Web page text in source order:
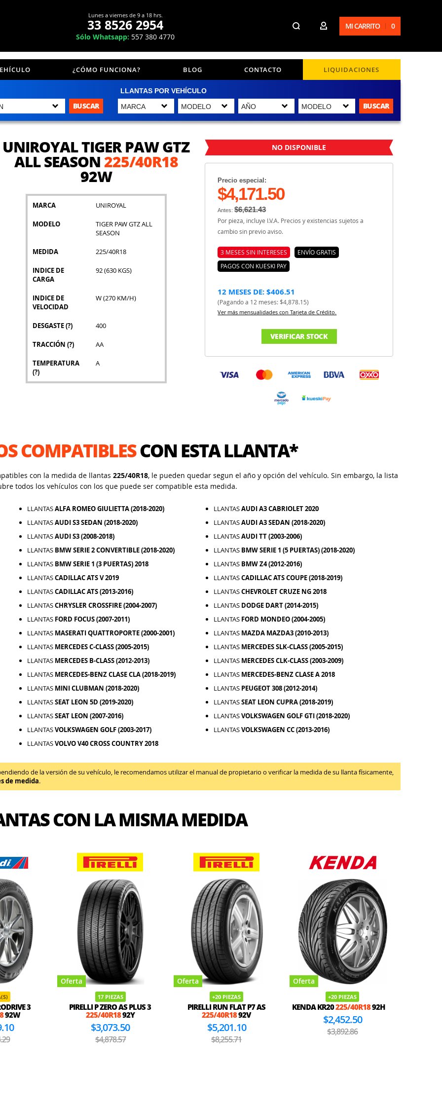
Lunes a viernes de 9 a 18 hrs.
33 8526 2954
Sólo Whatsapp: 557 380 4770
MI CARRITO 0
¿CÓMO FUNCIONA? BLOG CONTACTO LIQUIDACIONES
BUSCAR
LLANTAS POR VEHÍCULO
BUSCAR
UNIROYAL TIGER PAW GTZ
ALL SEASON225/40R18
92W
MARCA UNIROYAL
MODELO
TIGER PAW GTZ ALL
SEASON
MEDIDA 225/40R18
INDICE DE
CARGA
92 (630 KGS)
INDICE DE
VELOCIDAD
W (270 KM/H)
DESGASTE(?) 400
TRACCIÓN (?) AA
TEMPERATURA
(?)
A
NO DISPONIBLE
Precio especial:
$4,171.50
Antes:$6,621.43
Por pieza, incluye I.V.A. Precios y existencias sujetos a
cambio sin previo aviso.
3 MESES SIN INTERESES
ENVÍO GRATIS
PAGOS CON KUESKI PAY
12 MESES DE: $406.51
(Pagando a 12 meses: $4,878.15)
Ver más mensualidades con Tarjeta de Crédito.
VERIFICAR STOCK
COMPATIBLESCON ESTA LLANTA*
con la medida de llantas 225/40R18, le pueden quedar segun el año y opción del vehículo. Sin embargo, la lista
todos los vehículos con los que puede ser compatible esta medida.
LLANTASALFA ROMEO GIULIETTA (2018-2020) LLANTASAUDI A3 CABRIOLET 2020
LLANTASAUDI S3 SEDAN (2018-2020) LLANTASAUDI A3 SEDAN (2018-2020)
LLANTASAUDI S3 (2008-2018) LLANTASAUDI TT (2003-2006)
LLANTAS BMW SERIE 2 CONVERTIBLE (2018-2020) LLANTAS BMW SERIE 1 (5 PUERTAS) (2018-2020)
LLANTAS BMW SERIE 1 (3 PUERTAS) 2018 LLANTAS BMW Z4 (2012-2016)
LLANTASCADILLAC ATS V 2019 LLANTASCADILLAC ATS COUPE (2018-2019)
LLANTASCADILLAC ATS (2013-2016) LLANTASCHEVROLET CRUZE NG 2018
LLANTASCHRYSLER CROSSFIRE (2004-2007) LLANTAS DODGE DART (2014-2015)
LLANTAS FORD FOCUS (2007-2011) LLANTAS FORD MONDEO (2004-2005)
LLANTAS MASERATI QUATTROPORTE (2000-2001) LLANTAS MAZDA MAZDA3 (2010-2013)
LLANTAS MERCEDES C-CLASS (2005-2015) LLANTAS MERCEDES SLK-CLASS (2005-2015)
LLANTAS MERCEDES B-CLASS (2012-2013) LLANTAS MERCEDES CLK-CLASS (2003-2009)
LLANTAS MERCEDES-BENZ CLASE CLA (2018-2019) LLANTAS MERCEDES-BENZ CLASE A 2018
LLANTAS MINI CLUBMAN (2018-2020) LLANTAS PEUGEOT 308 (2012-2014)
LLANTASSEAT LEON 5D (2019-2020) LLANTASSEAT LEON CUPRA (2018-2019)
LLANTASSEAT LEON (2007-2016) LLANTASVOLKSWAGEN GOLF GTI (2018-2020)
LLANTASVOLKSWAGEN GOLF (2003-2017) LLANTASVOLKSWAGEN CC (2013-2016)
LLANTASVOLVO V40 CROSS COUNTRY 2018
de la versión de su vehículo, le recomendamos utilizar el manual de propietario o verificar la medida de su llanta físicamente,
de medida.
CON LA MISMA MEDIDA
3
92W
Oferta
17 PIEZAS
PIRELLI P ZERO AS PLUS 3
225/40R1892Y
$3,073.50
$4,878.57
Oferta
+20 PIEZAS
PIRELLI RUN FLAT P7 AS
225/40R1892V
$5,201.10
$8,255.71
Oferta
+20 PIEZAS
KENDA KR20225/40R1892H
$2,452.50
$3,892.86